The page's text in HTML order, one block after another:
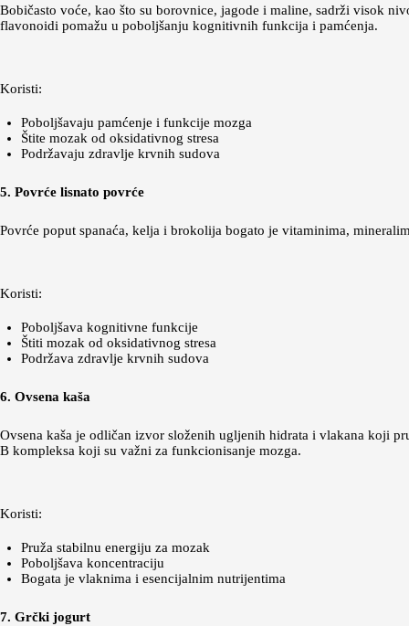
Bobičasto voće, kao što su borovnice, jagode i maline, sadrži visok
flavonoidi pomažu u poboljšanju kognitivnih funkcija i pamćenja.
Koristi:
Poboljšavaju pamćenje i funkcije mozga
Štite mozak od oksidativnog stresa
Podržavaju zdravlje krvnih sudova
5. Povrće lisnato povrće
Povrće poput spanaća, kelja i brokolija bogato je vitaminima,
Koristi:
Poboljšava kognitivne funkcije
Štiti mozak od oksidativnog stresa
Podržava zdravlje krvnih sudova
6. Ovsena kaša
Ovsena kaša je odličan izvor složenih ugljenih hidrata i vlakana koji
B kompleksa koji su važni za funkcionisanje mozga.
Koristi:
Pruža stabilnu energiju za mozak
Poboljšava koncentraciju
Bogata je vlaknima i esencijalnim nutrijentima
7. Grčki jogurt